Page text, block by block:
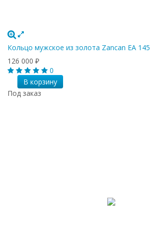
Кольцо мужское из золота Zancan EA 145
126 000 ₽
0
В корзину
Под заказ